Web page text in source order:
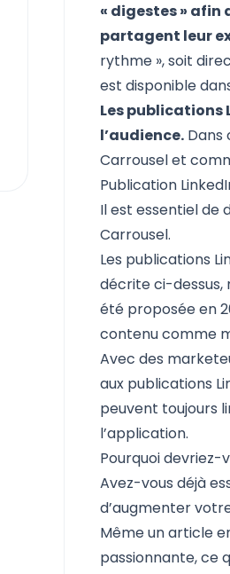
« digestes » afin
partagent leur
rythme », soit
est disponible
Les publications
l’audience. Dans
Carrousel et
Publication
Il est essentiel de
Carrousel.
Les publications
décrite ci-dessus,
été proposée en
contenu comme
Avec des
aux publications
peuvent toujours
l’application.
Pourquoi devriez-
Avez-vous déjà
d’augmenter
Même un article
passionnante, ce